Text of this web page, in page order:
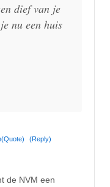
dief van je
nu een huis
(Quote) (Reply)
de NVM een